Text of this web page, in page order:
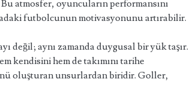
atmosfer, oyuncuların performansını
futbolcunun motivasyonunu artırabilir.
değil; aynı zamanda duygusal bir yük taşır.
kendisini hem de takımını tarihe
oluşturan unsurlardan biridir. Goller,